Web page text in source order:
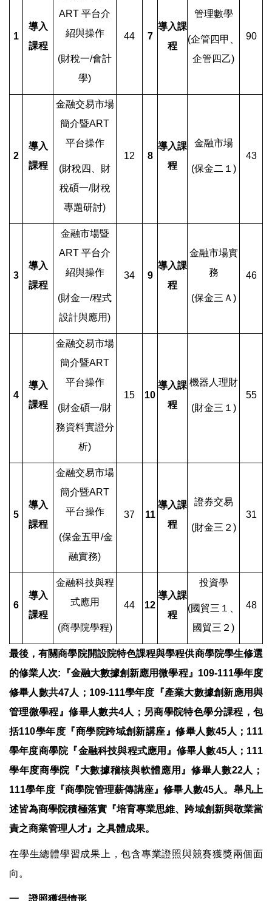
1
導入
課程
ART 平台介
紹與操作
(財稅一/會計
學)
44 7
導入課
程
管理數學
(企管四甲、
企管四乙)
90
2
導入
課程
金融交易市場
簡介暨ART
平台操作
(財稅四、財
稅碩一/財稅
專題研討)
12 8
導入課
程
金融市場
(保金二１)
43
3
導入
課程
金融市場暨
ART 平台介
紹與操作
(財金一/程式
設計與應用)
34 9
導入課
程
金融市場實
務
(保金三Ａ)
46
4
導入
課程
金融交易市場
簡介暨ART
平台操作
(財金碩一/財
務資料實證分
析)
15 10
導入課
程
機器人 理財
(財金三１)
55
5
導入
課程
金融交易市場
簡介暨ART
平台操作
(保金五甲/金
融實務)
37 11
導入課
程
證券交易
(財金三２)
31
6
導入
課程
金融科技與程
式應用
(商學院學程)
44 12
導入課
程
投資學
(國貿三１、
國貿三２)
48
最後，有關商學院開設院特色課程與學程供商學院學生修選
的修業人次:『金融大數據創新應用微學程』109-111學年度
修畢人數共47人； 109-111學年度 『產業大數據創新應用與
管理微學程』修畢人數共4人；另商學院特色學分課程，包
括110學年度『商學院跨域創新講座』修畢人數45人；111
學年度商學院『金融科技與程式應用』修畢人數45人； 111
學年度商學院『大數據稽核與軟體應用』修畢人數22人；
111學年度『商學院管理薪傳講座』修畢人數45人。舉凡上
述皆為商學院積極落實『培育專業思維、跨域創新與敬業當
責之商業管理人才』之具體成果。
在學生總體學習成果上，包含專業證照與競賽獲獎兩個面
向。
一、證照獲得情形